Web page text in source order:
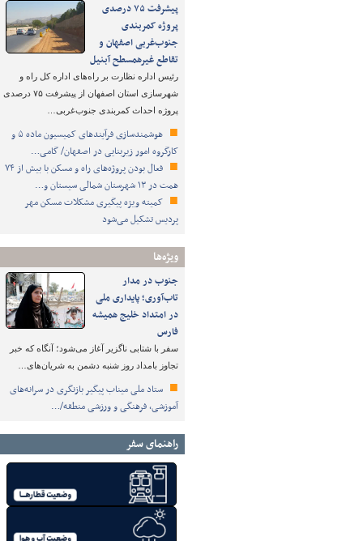
پیشرفت ۷۵ درصدی
پروژه کمربندی
جنوب‌غربی اصفهان و
تقاطع غیرهمسطح آبنیل
رئیس اداره نظارت بر راه‌های اداره کل راه و
شهرسازی استان اصفهان از پیشرفت ۷۵ درصدی
پروژه احداث کمربندی جنوب‌غربی…
هوشمندسازی فرآیندهای کمیسیون ماده ۵ و
کارگروه امور زیربنایی در اصفهان/ گامی…
فعال بودن پروژه‌های راه و مسکن با بیش از ۷۴
همت در ۱۳ شهرستان شمالی سیستان و…
کمیته ویژه پیگیری مشکلات مسکن مهر
پردیس تشکیل می‌شود
ویژه‌ها
جنوب در مدار
تاب‌آوری؛ پایداری ملی
در امتداد خلیج همیشه
فارس
سفر با شتابی ناگزیر آغاز می‌شود؛ آنگاه که خبر
تجاوز بامداد روز شنبه دشمن به شریان‌های…
ستاد ملی میناب پیگیر بازنگری در سرانه‌های
آموزشی، فرهنگی و ورزشی منطقه/…
راهنمای سفر